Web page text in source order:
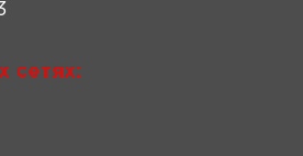
сетях: